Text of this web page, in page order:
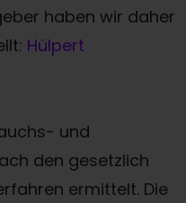
haben wir daher
Hülpert
und
den gesetzlich
ermittelt. Die